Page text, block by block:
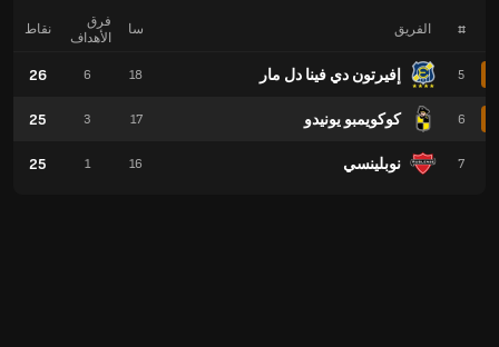
# الفريق
5 إفيرتون دي فينا دل مار
6 كوكويمبو يونيدو
7 نوبلينسي
سا
فرق
الأهداف
نقاط
18
6
26
17
3
25
16
1
25